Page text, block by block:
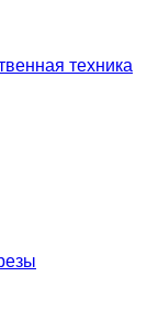
техника